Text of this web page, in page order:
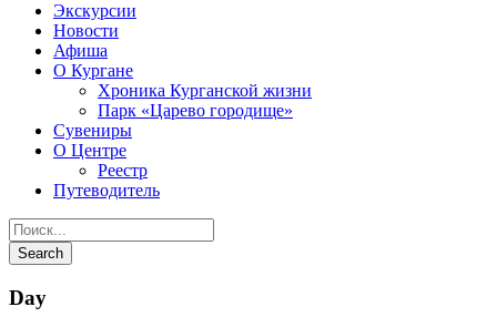
Экскурсии
Новости
Афиша
О Кургане
Хроника Курганской жизни
Парк «Царево городище»
Сувениры
О Центре
Реестр
Путеводитель
Day